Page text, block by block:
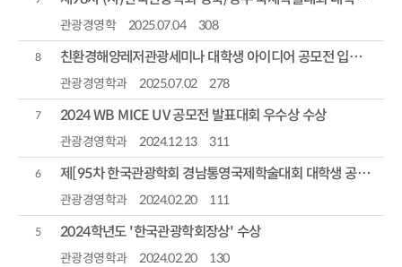
관광경영학 2025.07.04 308
8 친환경해양레저관광세미나 대학생 아이디어 공모전 입상 - 대상
관광경영학과 2025.07.02 278
7 2024 WB MICE UV 공모전 발표대회 우수상 수상
관광경영학과 2024.12.13 311
6 제[95차 한국관광학회 경남통영국제학술대회 대학생 공모전 '장려상' 수상
관광경영학과 2024.02.20 111
5 2024학년도 '한국관광학회장상' 수상
관광경영학과 2024.02.20 130